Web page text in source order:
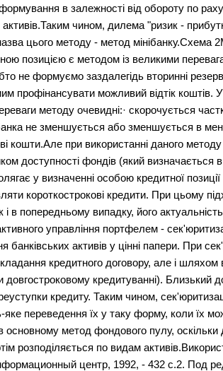
в залежності від обороту по
чином, дилема "ризик -
цього методу - метод мінібанку.Схема
позицією є методом із великими
не формуємо заздалегідь вторинні
профінансувати можливий відтік
методу очевидні:· скорочується
не зменшується або зменшується в
кошти.Але при використанні даного
доступності фондів (який визначається
у визначенні особою кредитної
короткострокові кредити. При цьому
і в попередньому випадку, його
управління портфелем -
активів у цінні папери. При
кредитного договору, але і шляхом
довгостроковому кредитуванні).
кредиту. Таким чином,
яке переведення їх у таку форму, коли їх
основному метод фондового пулу, оскільки
розподіляється по видам
центр, 1992, - 432 с.2.